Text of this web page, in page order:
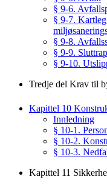
§ 9-6.
§ 9-7.
§ 9-8.
§ 9-9.
§ 9-10.
Tredje del Krav til
Kapittel 10
Innledning
§ 10-1.
§ 10-2.
§ 10-3.
Kapittel 11